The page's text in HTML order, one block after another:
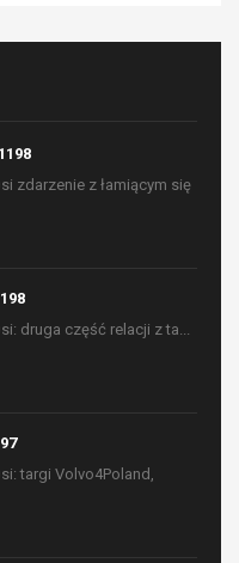
zdarzenie z łamiącym się
druga część relacji z ta...
targi Volvo4Poland,